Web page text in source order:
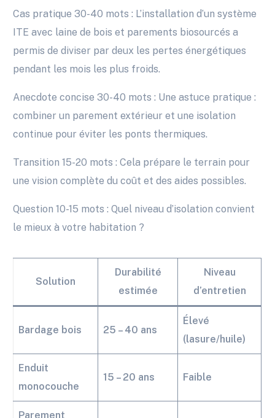
Cas pratique 30-40 mots : L’installation d’un système
ITE avec laine de bois et parements biosourcés a
permis de diviser par deux les pertes énergétiques
pendant les mois les plus froids.
Anecdote concise 30-40 mots : Une astuce pratique :
combiner un parement extérieur et une isolation
continue pour éviter les ponts thermiques.
Transition 15-20 mots : Cela prépare le terrain pour
une vision complète du coût et des aides possibles.
Question 10-15 mots : Quel niveau d’isolation convient
le mieux à votre habitation ?
Solution
Durabilité
estimée
Niveau
d’entretien
Bardage bois 25 – 40 ans
Élevé
(lasure/huile)
Enduit
monocouche
15 – 20 ans Faible
Parement